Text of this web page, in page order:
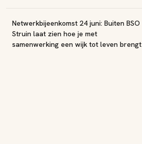
Netwerkbijeenkomst 24 juni: Buiten BSO
Struin laat zien hoe je met
samenwerking een wijk tot leven brengt